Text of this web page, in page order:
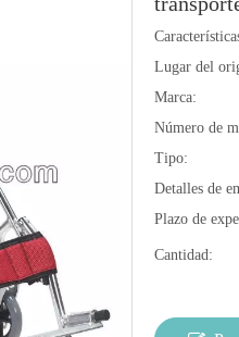
Lugar del
Marca:
Número de
Tipo:
Detalles de
Plazo de
Cantidad: